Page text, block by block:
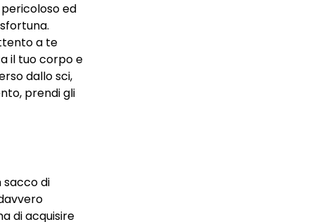
ed
a te
il tuo corpo e
dallo sci,
prendi gli
sacco di
di acquisire